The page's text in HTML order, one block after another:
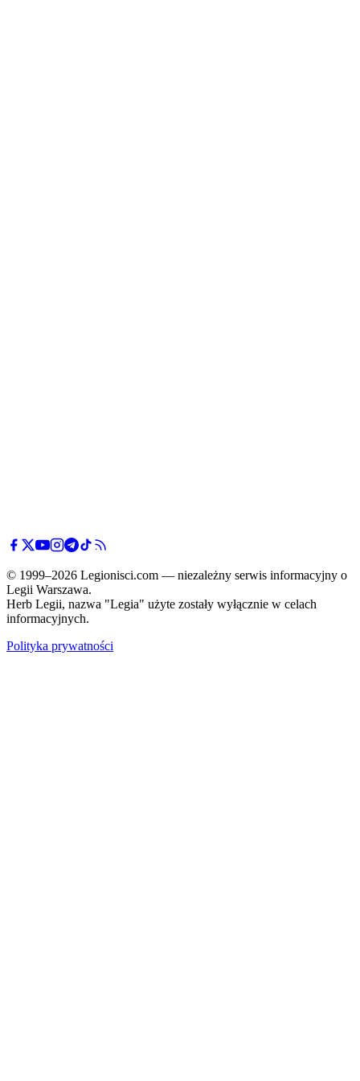
© 1999–2026 Legionisci.com — niezależny serwis informacyjny o
Legii Warszawa.
Herb Legii, nazwa "Legia" użyte zostały wyłącznie w celach
informacyjnych.
Polityka prywatności